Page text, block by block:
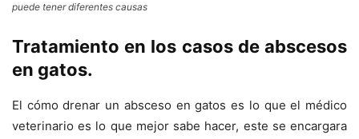
puede tener diferentes causas
Tratamiento en los casos de abscesos
en gatos.
El cómo drenar un absceso en gatos es lo que el médico
veterinario es lo que mejor sabe hacer, este se encargara